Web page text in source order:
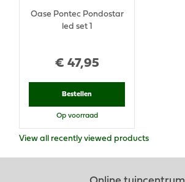
€ 47,95
Oase Pontec Pondostar
led set 1
Bestellen
Op voorraad
View all recently viewed products